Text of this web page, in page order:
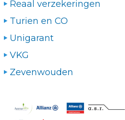
Reaal verzekeringen
Turien en CO
Unigarant
VKG
Zevenwouden